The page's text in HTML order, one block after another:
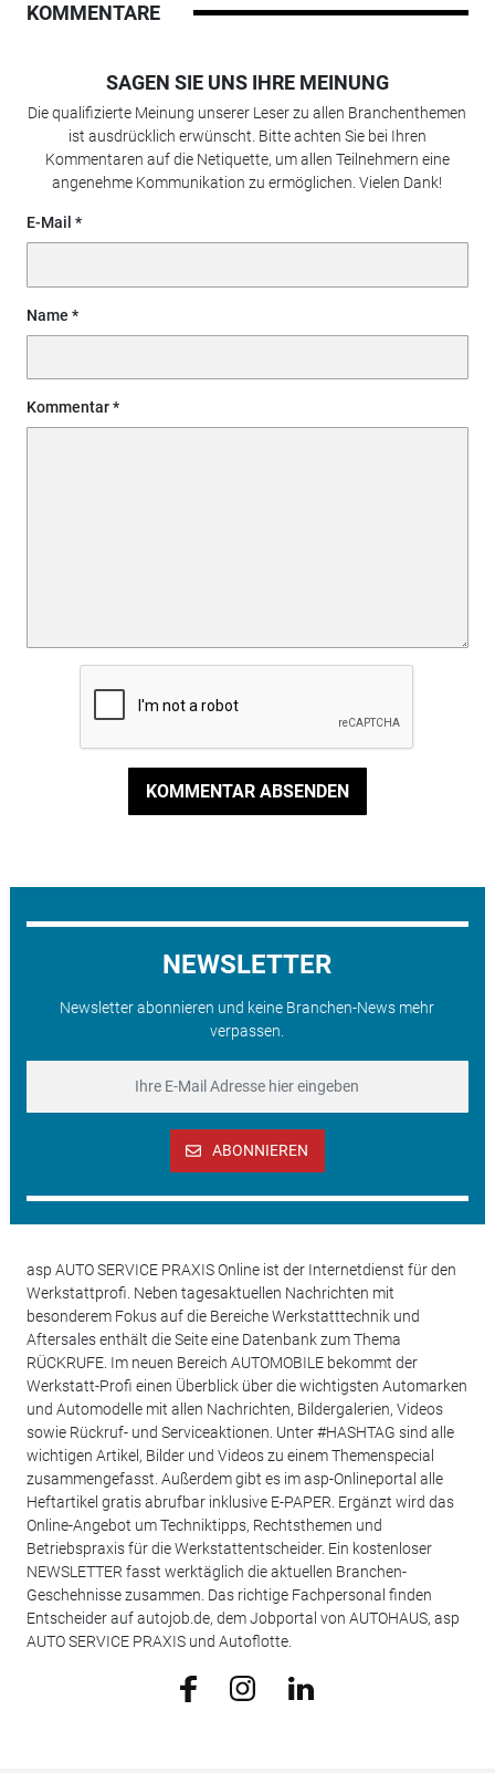
KOMMENTARE
SAGEN SIE UNS IHRE MEINUNG
Die qualifizierte Meinung unserer Leser zu allen Branchenthemen
ist ausdrücklich erwünscht. Bitte achten Sie bei Ihren
Kommentaren auf die Netiquette, um allen Teilnehmern eine
angenehme Kommunikation zu ermöglichen. Vielen Dank!
E-Mail
Name
Kommentar
KOMMENTAR ABSENDEN
NEWSLETTER
Newsletter abonnieren und keine Branchen-News mehr
verpassen.
ABONNIEREN
asp AUTO SERVICE PRAXIS Online ist der Internetdienst für den
Werkstattprofi. Neben tagesaktuellen Nachrichten mit
besonderem Fokus auf die Bereiche Werkstatttechnik und
Aftersales enthält die Seite eine Datenbank zum Thema
RÜCKRUFE. Im neuen Bereich AUTOMOBILE bekommt der
Werkstatt-Profi einen Überblick über die wichtigsten Automarken
und Automodelle mit allen Nachrichten, Bildergalerien, Videos
sowie Rückruf- und Serviceaktionen. Unter #HASHTAG sind alle
wichtigen Artikel, Bilder und Videos zu einem Themenspecial
zusammengefasst. Außerdem gibt es im asp-Onlineportal alle
Heftartikel gratis abrufbar inklusive E-PAPER. Ergänzt wird das
Online-Angebot um Techniktipps, Rechtsthemen und
Betriebspraxis für die Werkstattentscheider. Ein kostenloser
NEWSLETTER fasst werktäglich die aktuellen Branchen-
Geschehnisse zusammen. Das richtige Fachpersonal finden
Entscheider auf autojob.de, dem Jobportal von AUTOHAUS, asp
AUTO SERVICE PRAXIS und Autoflotte.